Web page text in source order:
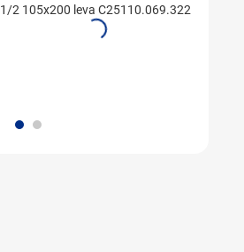
1/2 105x200 leva C25110.069.322